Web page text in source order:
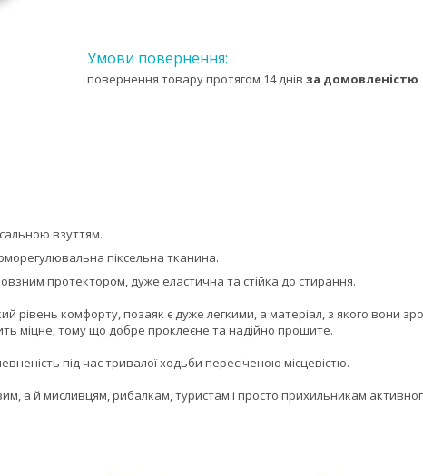
повернення товару протягом 14 днів за домовленістю
взуттям.
піксельна тканина.
протектором, дуже еластична та стійка до стирання.
рівень комфорту, позаяк є дуже легкими, а матеріал, з якого вони
міцне, тому що добре проклеєне та надійно прошите.
під час тривалої ходьби пересіченою місцевістю.
а й мисливцям, рибалкам, туристам і просто прихильникам